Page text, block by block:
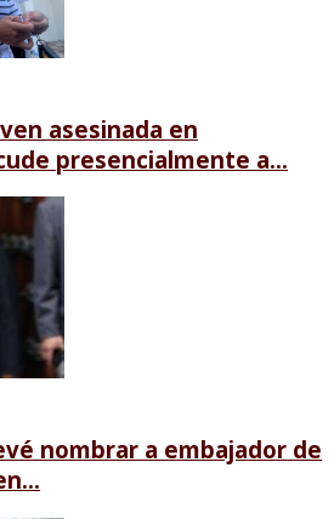
asesinada en
presencialmente a...
nombrar a embajador de